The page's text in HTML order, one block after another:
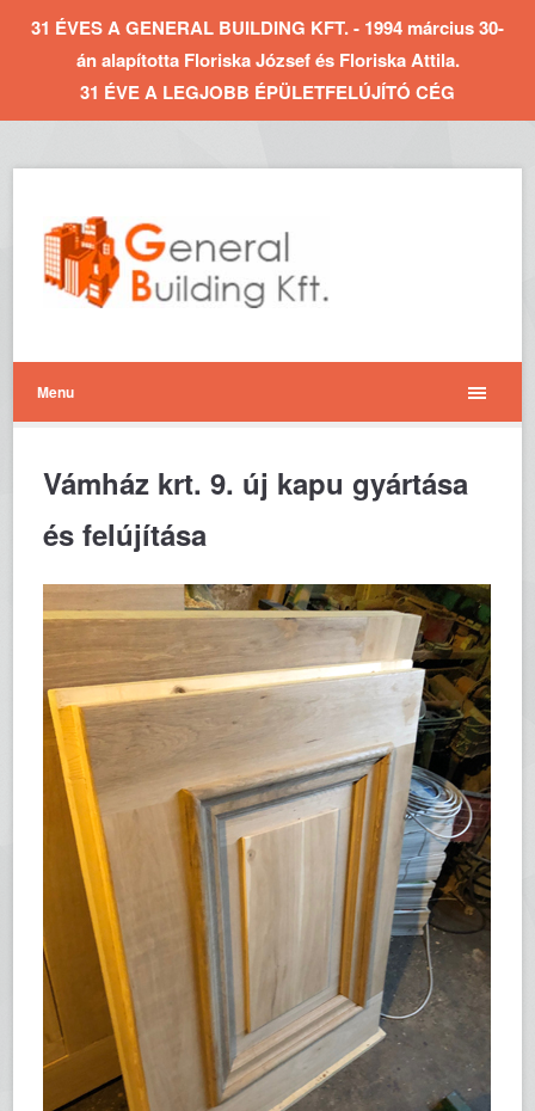
31 ÉVES A GENERAL BUILDING KFT. - 1994 március 30-
án alapította Floriska József és Floriska Attila.
31 ÉVE A LEGJOBB ÉPÜLETFELÚJÍTÓ CÉG
Menu
Vámház krt. 9. új kapu gyártása
és felújítása